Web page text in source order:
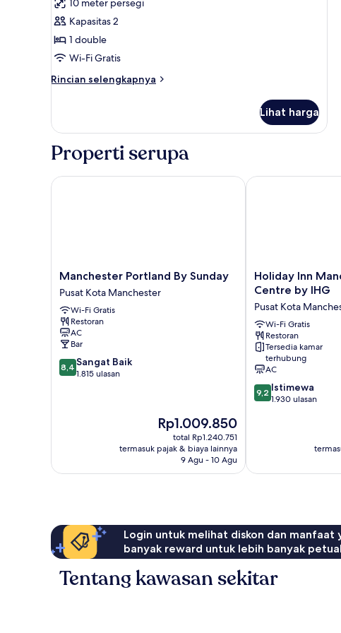
Hot
Breakfast)
untuk
1
Double
Standard
Accessible
Hot
10 meter persegi
Kapasitas 2
1 double
Wi-Fi Gratis
Rincian selengkapnya
Rincian
1
Standard
Accessible
with
Lihat harga
Properti serupa
Manchester
Portland
By
Sunday
Pusat
Kota
Manchester
Manchester Portland By Sunday
Pusat Kota Manchester
Wi-Fi Gratis
Restoran
AC
Bar
8.4
dari
8,4 Sangat Baik
1.815 ulasan
Harga
sekarang
Rp1.009.850
Rp1.009.850
total Rp1.240.751
termasuk pajak & biaya lainnya
9 Agu - 10 Agu
Manchester Portland By Sunday
Holiday
Inn
Manchester
-
City
Centre
by
IHG
Pusat
Kota
Manchester
Holiday Inn
Centre by IHG
Pusat Kota
Wi-Fi Gratis
Restoran
Tersedia kamar
terhubung
AC
9.2
dari
9,2 Istimewa
1.930 ulasan
Holiday Inn
Login untuk melihat diskon dan manfaat
banyak reward untuk lebih banyak
Tentang kawasan sekitar